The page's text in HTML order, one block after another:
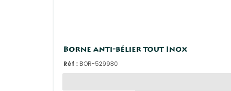
Borne anti-bélier tout Inox
Réf : BOR-529980